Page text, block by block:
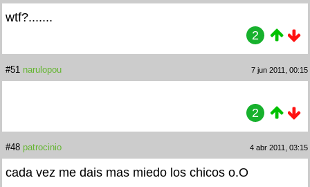
wtf?.......
2
#51 narulopou 7 jun 2011, 00:15
2
#48 patrocinio 4 abr 2011, 03:15
cada vez me dais mas miedo los chicos o.O